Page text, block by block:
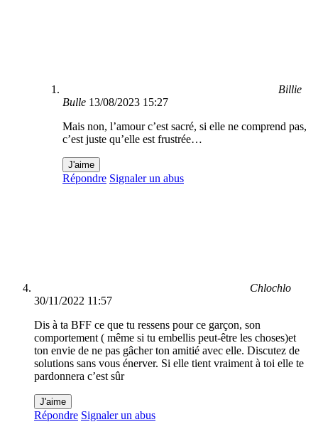
Billie
Bulle 13/08/2023 15:27
Mais non, l’amour c’est sacré, si elle ne comprend pas,
c’est juste qu’elle est frustrée…
J'aime
Répondre Signaler un abus
Chlochlo
30/11/2022 11:57
Dis à ta BFF ce que tu ressens pour ce garçon, son
comportement ( même si tu embellis peut-être les choses)et
ton envie de ne pas gâcher ton amitié avec elle. Discutez de
solutions sans vous énerver. Si elle tient vraiment à toi elle te
pardonnera c’est sûr
J'aime
Répondre Signaler un abus